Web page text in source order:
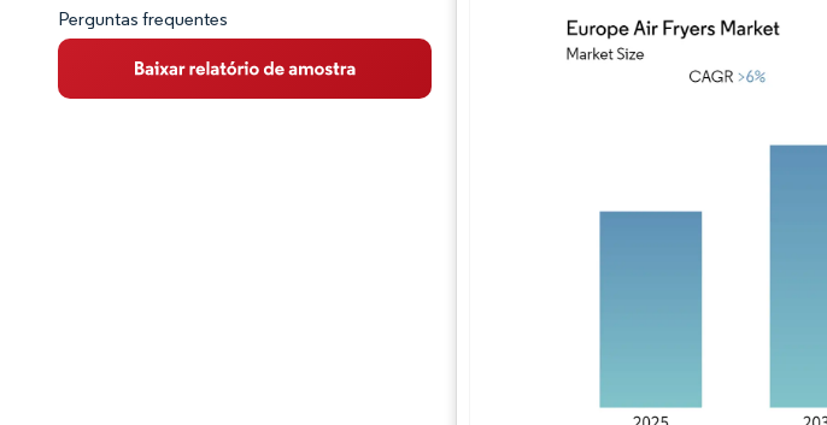
Visão Geral do Mercado
Principais Tendências de Mercado
Perguntas frequentes